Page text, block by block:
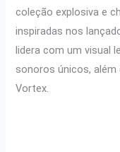
coleção explosiva e
inspiradas nos
lidera com um visual
sonoros únicos, além
Vortex.